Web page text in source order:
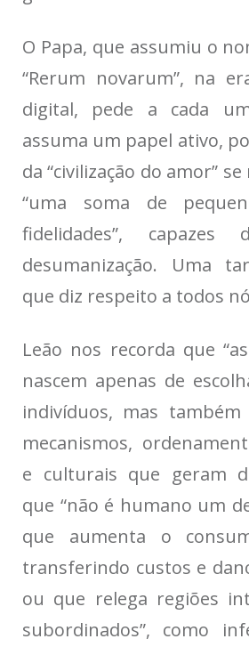
O Papa, que assumiu o
“Rerum novarum”, na
digital, pede a cada
assuma um papel ativo,
da “civilização do amor”
“uma soma de
fidelidades”,
desumanização. Uma
que diz respeito a todos
Leão nos recorda que
nascem apenas de
indivíduos, mas
mecanismos,
e culturais que geram
que “não é humano um
que aumenta o
transferindo custos e
ou que relega regiões
subordinados”, como